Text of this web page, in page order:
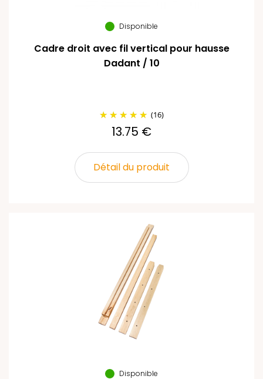
Disponible
Cadre droit avec fil vertical pour hausse
Dadant / 10
(16)
13.75 €
Détail du produit
Disponible